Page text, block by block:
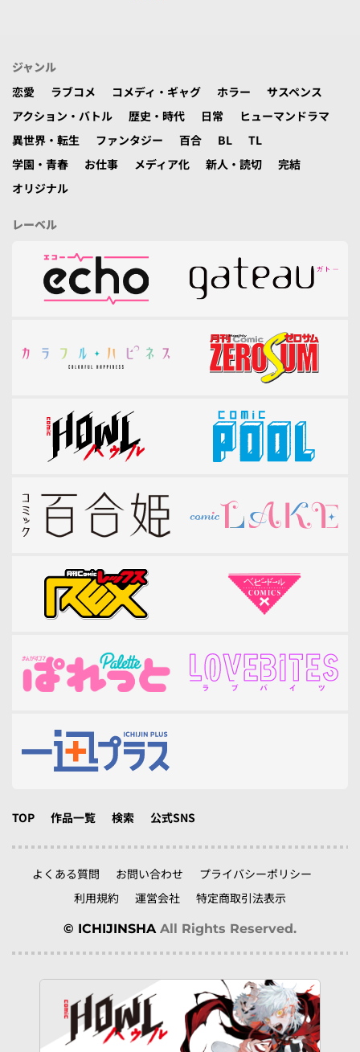
ジャンル
恋愛
ラブコメ コメディ・ギャグ ホラー
サスペンス
アクション・バトル
歴史・時代 日常
ヒューマンドラマ
異世界・転生
ファンタジー 百合 BL
TL
学園・青春
お仕事 メディア化 新人・読切
完結
オリジナル
レーベル
TOP 作品一覧 検索 公式SNS
よくある質問 お問い合わせ
プライバシーポリシー
利用規約
運営会社 特定商取引法表示
© ICHIJINSHA All Rights Reserved.